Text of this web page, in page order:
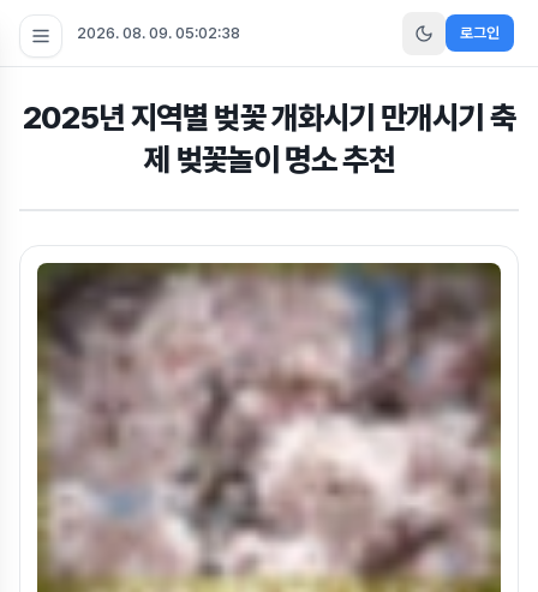
2026. 08. 09. 05:02:39 로그인
2025년 지역별 벚꽃 개화시기 만개시기 축
제 벚꽃놀이 명소 추천